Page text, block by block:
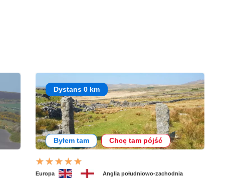
Dystans 0 km
Byłem tam Chcę tam pójść
Europa Anglia południowo-zachodnia